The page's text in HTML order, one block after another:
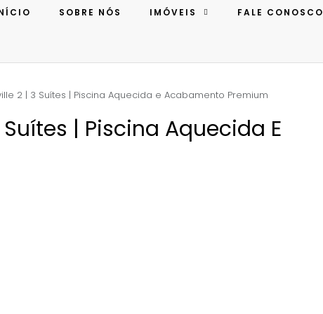
SOBRE NÓS IMÓVEIS FALE CONOSCO
2 | 3 Suítes | Piscina Aquecida e Acabamento Premium
| Piscina Aquecida E